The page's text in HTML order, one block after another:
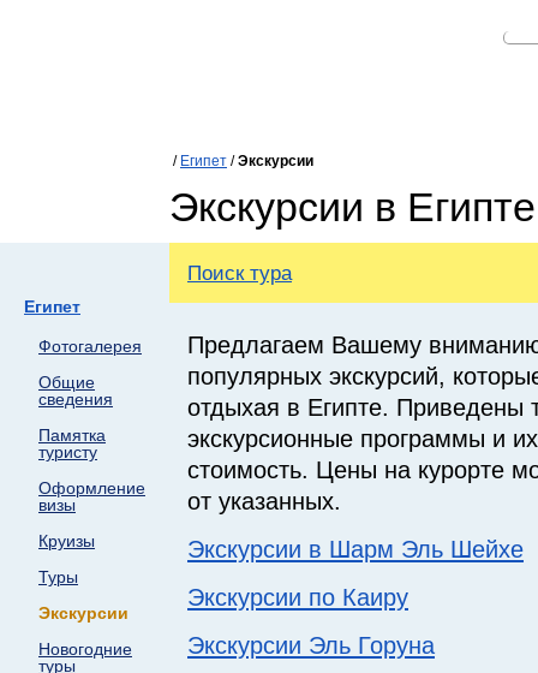
/ Египет /Экскурсии
Экскурсии в Египте
Египет
Фотогалерея
Общие
сведения
Памятка
туристу
Оформление
визы
Круизы
Туры
Экскурсии
Новогодние
туры
Поиск тура
Предлагаем Вашему
популярных экскурсий,
отдыхая в Египте. Приведены
экскурсионные программы и
стоимость. Цены на курорте
от указанных.
Экскурсии в Шарм Эль Шейхе
Экскурсии по Каиру
Экскурсии Эль Горуна